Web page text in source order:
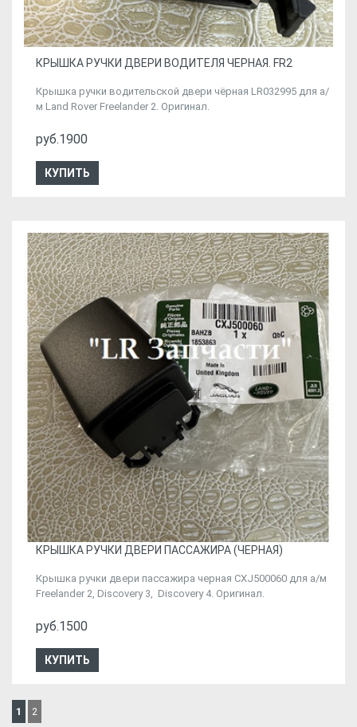
КРЫШКА РУЧКИ ДВЕРИ ВОДИТЕЛЯ ЧЕРНАЯ. FR2
Крышка ручки водительской двери чёрная LR032995 для а/
м Land Rover Freelander 2. Оригинал.
руб.1900
КУПИТЬ
КРЫШКА РУЧКИ ДВЕРИ ПАССАЖИРА (ЧЕРНАЯ)
Крышка ручки двери пассажира черная CXJ500060 для а/м
Freelander 2, Discovery 3, Discovery 4. Оригинал.
руб.1500
КУПИТЬ
1 2